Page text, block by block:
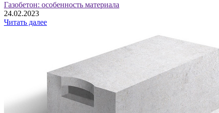
Газобетон: особенность материала
24.02.2023
Читать далее